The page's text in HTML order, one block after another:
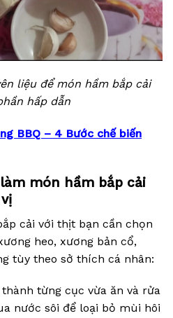
liệu để món hầm bắp cải
hấp dẫn
BBQ – 4 Bước chế biến
món hầm bắp cải
cải với thịt bạn cần chọn
heo, xương bản cổ,
tùy theo sở thích cá nhân:
từng cục vừa ăn và rửa
nước sôi để loại bỏ mùi hôi